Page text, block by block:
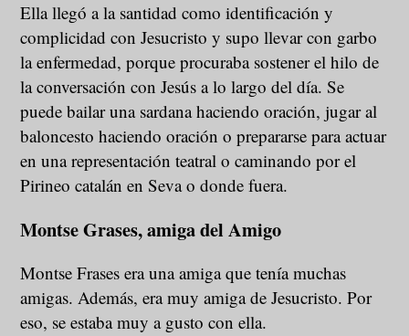
Ella llegó a la santidad como identificación y
complicidad con Jesucristo y supo llevar con garbo
la enfermedad, porque procuraba sostener el hilo de
la conversación con Jesús a lo largo del día. Se
puede bailar una sardana haciendo oración, jugar al
baloncesto haciendo oración o prepararse para actuar
en una representación teatral o caminando por el
Pirineo catalán en Seva o donde fuera.
Montse Grases, amiga del Amigo
Montse Frases era una amiga que tenía muchas
amigas. Además, era muy amiga de Jesucristo. Por
eso, se estaba muy a gusto con ella.